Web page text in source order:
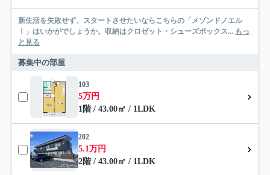
新生活を失敗せず、スタートさせたいならこちらの「メゾンドノエル
Ⅰ」はいかがでしょうか。収納はクロゼット・シューズボックス... もっ
と見る
募集中の部屋
103
5万円
1階 / 43.00㎡ / 1LDK
202
5.1万円
2階 / 43.00㎡ / 1LDK